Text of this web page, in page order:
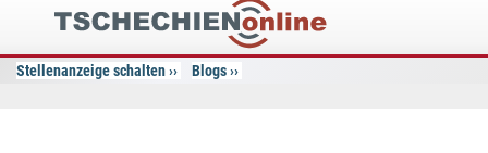
Tschechien
Online
Stellenanzeige schalten Blogs